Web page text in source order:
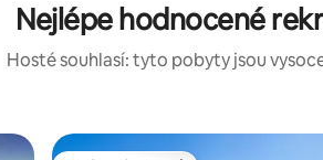
Nejlépe hodnocené
Hosté souhlasí: tyto pobyty jsou